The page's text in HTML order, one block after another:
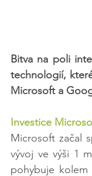
Bitva na poli
technologií,
Microsoft a
Investice
Microsoft začal
vývoj ve výši 1
pohybuje